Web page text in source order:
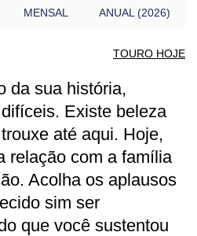
MENSAL ANUAL (2026)
TOURO HOJE
PARA OUTRO DIA
da sua história,
Existe beleza
até aqui. Hoje,
relação com a família
Acolha os aplausos
sim ser
que você sustentou